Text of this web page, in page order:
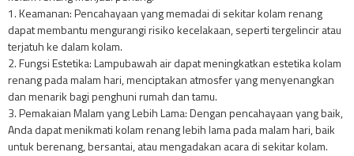
1. Keamanan: Pencahayaan yang memadai di sekitar kolam renang
dapat membantu mengurangi risiko kecelakaan, seperti tergelincir atau
terjatuh ke dalam kolam.
2. Fungsi Estetika: Lampubawah air dapat meningkatkan estetika kolam
renang pada malam hari, menciptakan atmosfer yang menyenangkan
dan menarik bagi penghuni rumah dan tamu.
3. Pemakaian Malam yang Lebih Lama: Dengan pencahayaan yang baik,
Anda dapat menikmati kolam renang lebih lama pada malam hari, baik
untuk berenang, bersantai, atau mengadakan acara di sekitar kolam.